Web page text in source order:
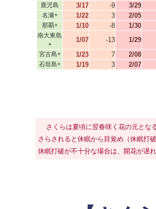
鹿児島 3/17 -9 3/29
名瀬+ 1/22 3 2/05
那覇+ 1/10 -8 1/30
南大東島
+
1/07 -13 1/29
宮古島+ 1/23 7 2/08
石垣島+ 1/19 3 2/07
さくらは夏頃に翌春咲く花の元とな
さらされると休眠から目覚め（休眠打
休眠打破が不十分な場合は、開花が遅